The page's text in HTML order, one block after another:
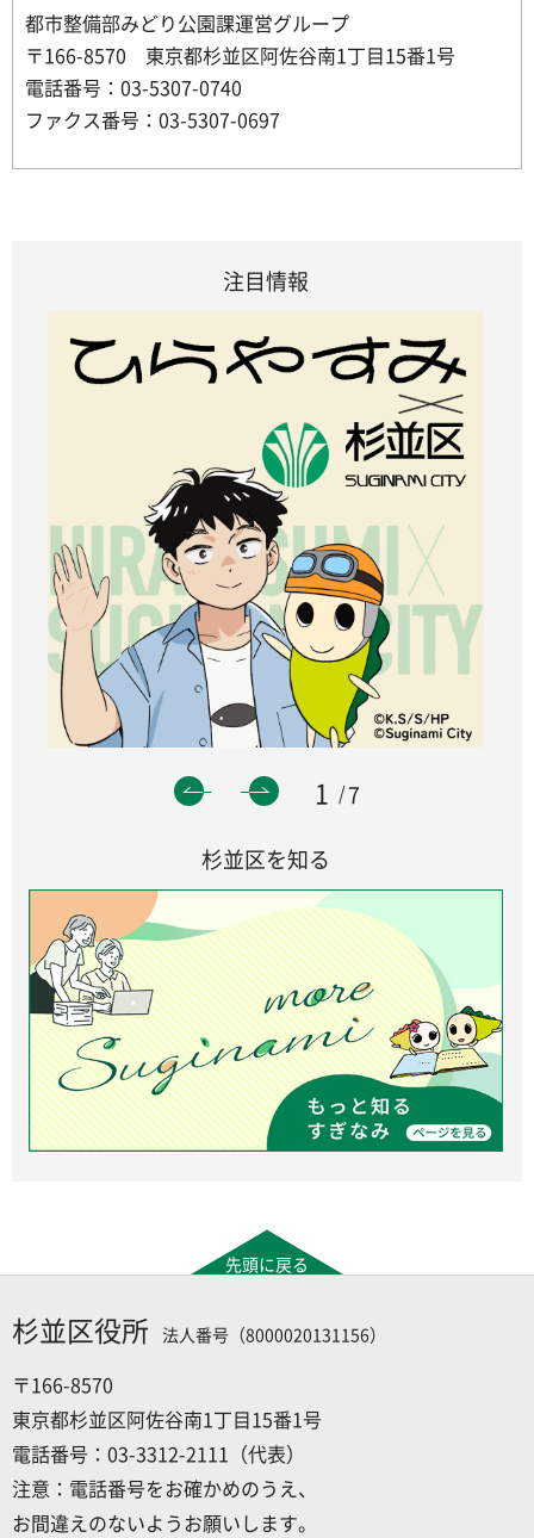
都市整備部みどり公園課運営グループ
〒166-8570 東京都杉並区阿佐谷南1丁目15番1号
電話番号：03-5307-0740
ファクス番号：03-5307-0697
注目情報
1
7
杉並区を知る
先頭に戻る
杉並区役所 法人番号（8000020131156）
〒166-8570
東京都杉並区阿佐谷南1丁目15番1号
電話番号：03-3312-2111（代表）
注意：電話番号をお確かめのうえ、
お間違えのないようお願いします。